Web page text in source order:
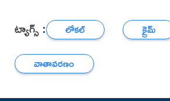
ట్యాగ్స్ : లోకల్
క్రైమ్
వాతావరణం